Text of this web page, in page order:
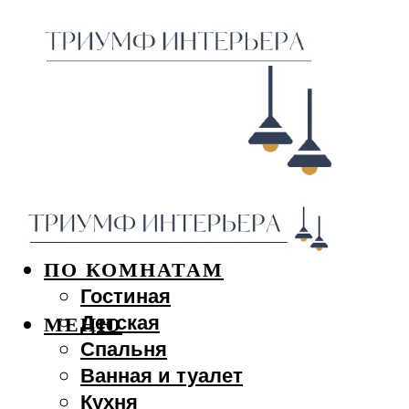
ДИЗАЙН ИНТЕРЬЕРА
ПО КОМНАТАМ
Гостиная
Детская
Спальня
Ванная и туалет
Кухня
МЕНЮ